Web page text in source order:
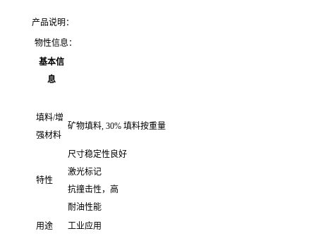
产品说明：
物性信息：
基本信
息
填料/增
强材料
矿物填料, 30% 填料按重量
特性
尺寸稳定性良好
激光标记
抗撞击性，高
耐油性能
用途
工业应用